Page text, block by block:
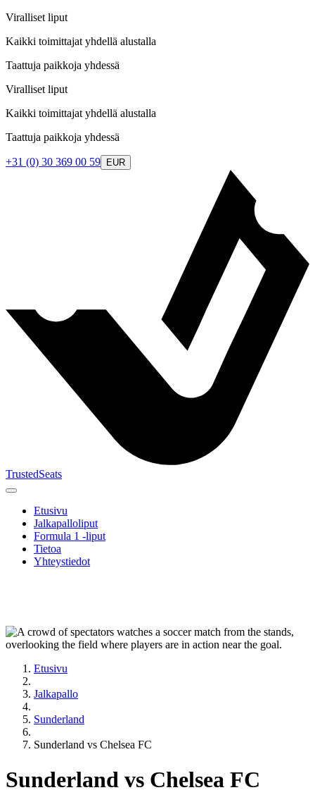
Viralliset liput
Kaikki toimittajat yhdellä alustalla
Taattuja paikkoja yhdessä
Viralliset liput
Kaikki toimittajat yhdellä alustalla
Taattuja paikkoja yhdessä
+31 (0) 30 369 00 59 EUR
TrustedSeats
Etusivu
Jalkapalloliput
Formula 1 -liput
Tietoa
Yhteystiedot
Etusivu
Jalkapallo
Sunderland
Sunderland vs Chelsea FC
Sunderland vs Chelsea FC